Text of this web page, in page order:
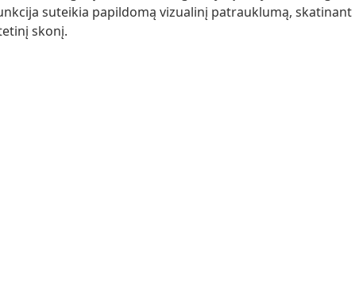
suteikia papildomą vizualinį patrauklumą, skatinant
skonį.